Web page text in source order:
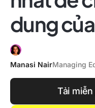
dung
Manasi NairManaging
Tải